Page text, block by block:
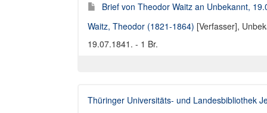
Brief von Theodor Waitz an Unbekannt,
Waitz, Theodor (1821-1864) [Verfasser],
19.07.1841. - 1 Br.
Thüringer Universitäts- und Landesbibliothek